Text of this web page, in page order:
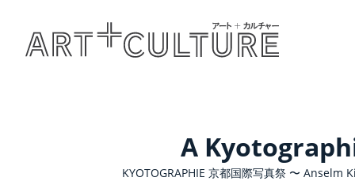
A
KYOTOGRAPHIE 京都国際写真祭 〜